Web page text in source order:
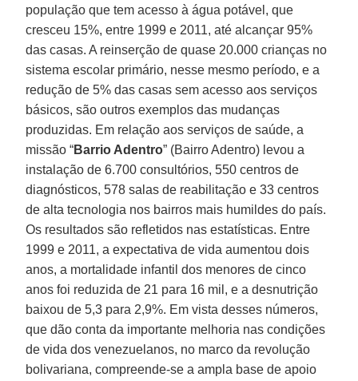
população que tem acesso à água potável, que
cresceu 15%, entre 1999 e 2011, até alcançar 95%
das casas. A reinserção de quase 20.000 crianças no
sistema escolar primário, nesse mesmo período, e a
redução de 5% das casas sem acesso aos serviços
básicos, são outros exemplos das mudanças
produzidas. Em relação aos serviços de saúde, a
missão “Barrio Adentro” (Bairro Adentro) levou a
instalação de 6.700 consultórios, 550 centros de
diagnósticos, 578 salas de reabilitação e 33 centros
de alta tecnologia nos bairros mais humildes do país.
Os resultados são refletidos nas estatísticas. Entre
1999 e 2011, a expectativa de vida aumentou dois
anos, a mortalidade infantil dos menores de cinco
anos foi reduzida de 21 para 16 mil, e a desnutrição
baixou de 5,3 para 2,9%. Em vista desses números,
que dão conta da importante melhoria nas condições
de vida dos venezuelanos, no marco da revolução
bolivariana, compreende-se a ampla base de apoio